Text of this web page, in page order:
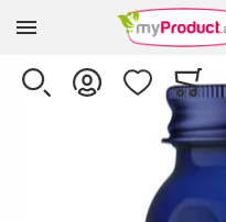
Zur Homepage
SUCHE KONTO WUNSCHLISTE